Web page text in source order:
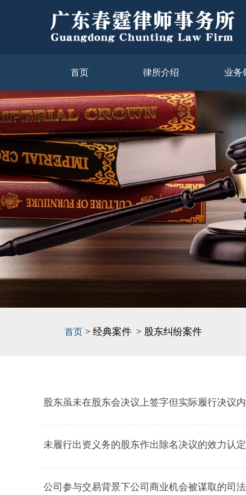
首页 律所介绍 业务
首页 > 经典案件 > 股东纠纷案件
股东虽未在股东会决议上签字但实际履行决议
未履行出资义务的股东作出除名决议的效力认定
公司参与交易背景下公司商业机会被谋取的司